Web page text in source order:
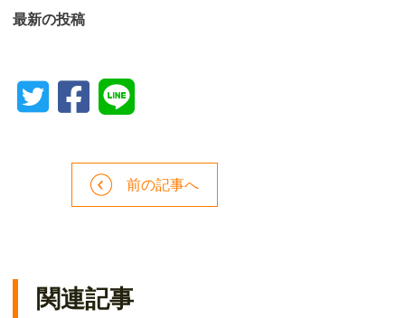
最新の投稿
前の記事へ
関連記事